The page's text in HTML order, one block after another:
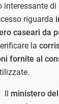
riguarda
caseari da
la
fornite al
Il ministero